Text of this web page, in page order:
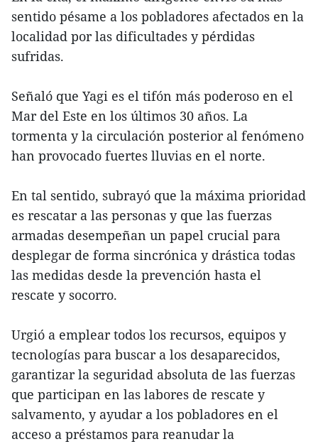
sentido pésame a los pobladores afectados en la
localidad por las dificultades y pérdidas
sufridas.
Señaló que Yagi es el tifón más poderoso en el
Mar del Este en los últimos 30 años. La
tormenta y la circulación posterior al fenómeno
han provocado fuertes lluvias en el norte.
En tal sentido, subrayó que la máxima prioridad
es rescatar a las personas y que las fuerzas
armadas desempeñan un papel crucial para
desplegar de forma sincrónica y drástica todas
las medidas desde la prevención hasta el
rescate y socorro.
Urgió a emplear todos los recursos, equipos y
tecnologías para buscar a los desaparecidos,
garantizar la seguridad absoluta de las fuerzas
que participan en las labores de rescate y
salvamento, y ayudar a los pobladores en el
acceso a préstamos para reanudar la